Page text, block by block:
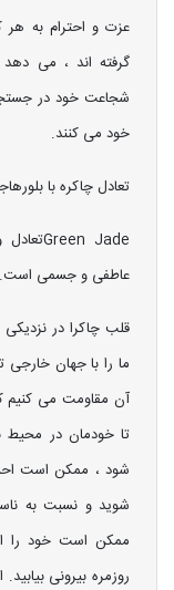
عزت و احترام به
گرفته اند ، می
شجاعت خود در
خود می كنند.
تعادل چاکره با
عاطفی و جسمی است.
قلب چاکرا در
ما را با جهان خارجی
آن مقاومت می کنیم
تا خودمان در محیط
شود ، ممکن است
شوید و نسبت به
ممکن است خود را
روزمره بیرونی